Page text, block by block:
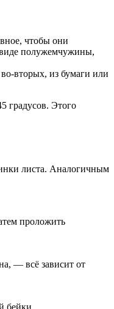
чтобы они
виде полужемчужины,
вторых, из бумаги или
градусов. Этого
листа. Аналогичным
проложить
— всё зависит от
бейки.